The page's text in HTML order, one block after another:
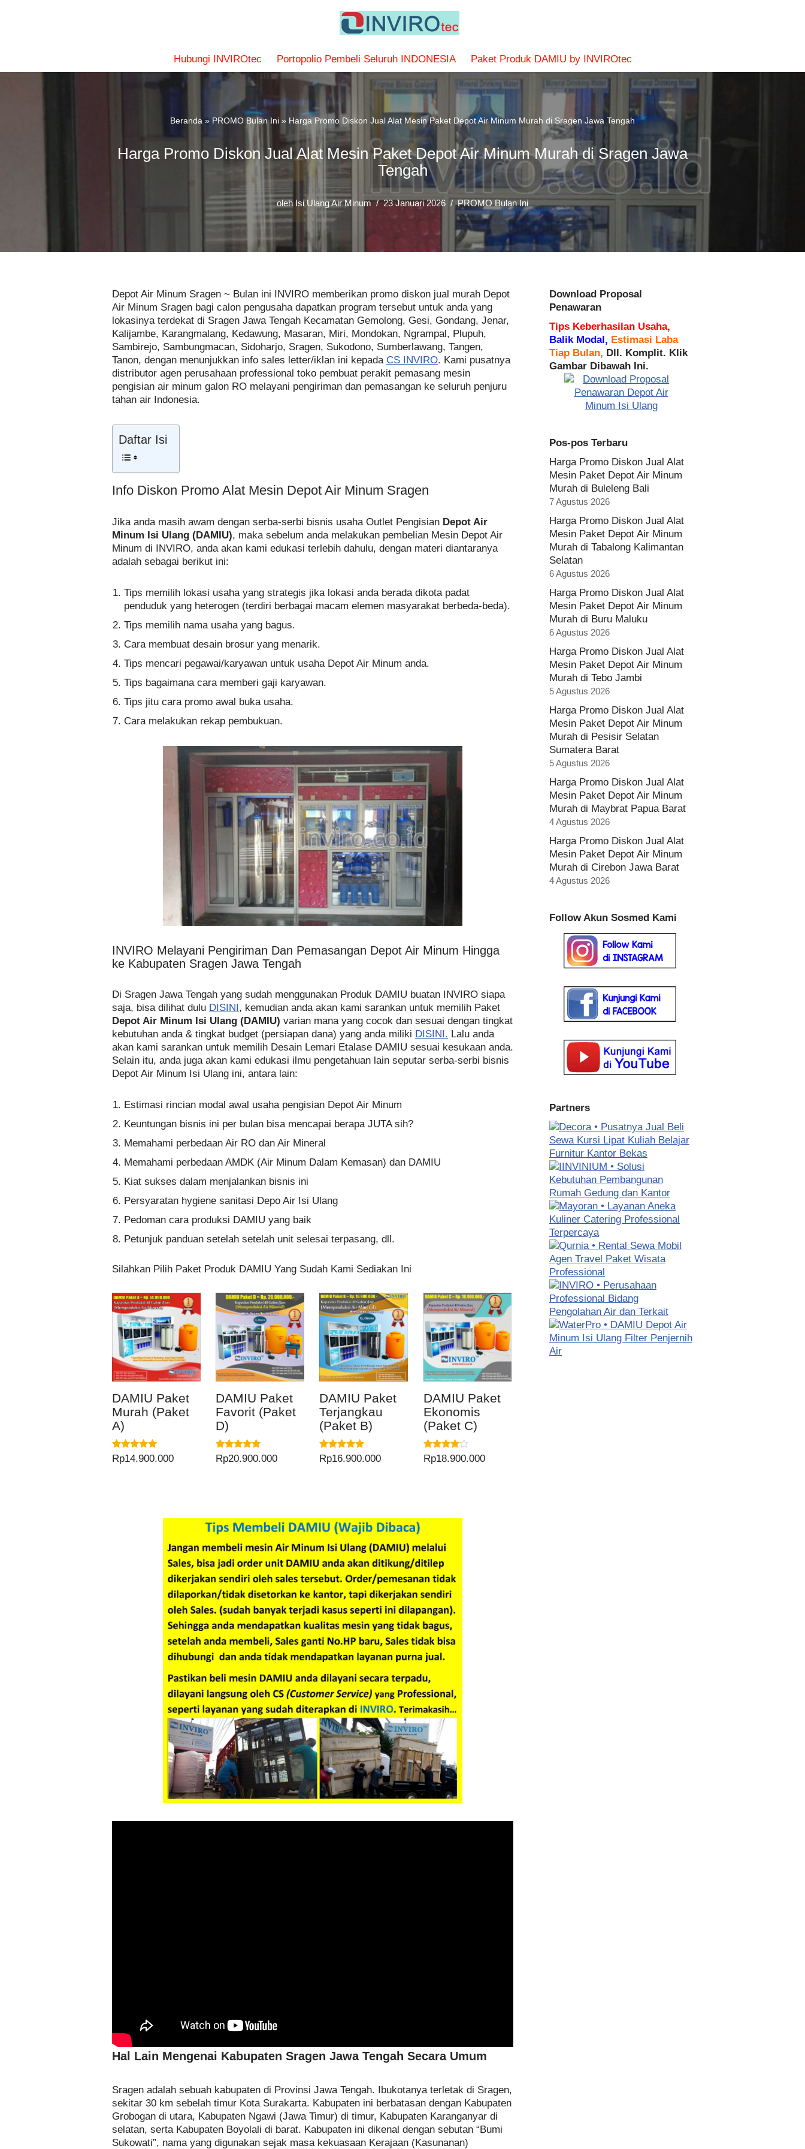
Hubungi INVIROtec Portopolio Pembeli Seluruh INDONESIA Paket Produk DAMIU by INVIROtec
Beranda » PROMO Bulan Ini » Harga Promo Diskon Jual Alat Mesin Paket Depot Air Minum Murah di Sragen Jawa Tengah
Harga Promo Diskon Jual Alat Mesin Paket Depot Air Minum Murah di Sragen Jawa
Tengah
olehIsi Ulang Air Minum 23 Januari 2026 PROMO Bulan Ini
Depot Air Minum Sragen ~ Bulan ini INVIRO memberikan promo diskon jual murah Depot
Air Minum Sragen bagi calon pengusaha dapatkan program tersebut untuk anda yang
lokasinya terdekat di Sragen Jawa Tengah Kecamatan Gemolong, Gesi, Gondang, Jenar,
Kalijambe, Karangmalang, Kedawung, Masaran, Miri, Mondokan, Ngrampal, Plupuh,
Sambirejo, Sambungmacan, Sidoharjo, Sragen, Sukodono, Sumberlawang, Tangen,
Tanon, dengan menunjukkan info sales letter/iklan ini kepada CS INVIRO. Kami pusatnya
distributor agen perusahaan professional toko pembuat perakit pemasang mesin
pengisian air minum galon RO melayani pengiriman dan pemasangan ke seluruh penjuru
tahan air Indonesia.
Daftar Isi
Info Diskon Promo Alat Mesin Depot Air Minum Sragen
Jika anda masih awam dengan serba-serbi bisnis usaha Outlet Pengisian Depot Air
Minum Isi Ulang (DAMIU), maka sebelum anda melakukan pembelian Mesin Depot Air
Minum di INVIRO, anda akan kami edukasi terlebih dahulu, dengan materi diantaranya
adalah sebagai berikut ini:
Tips memilih lokasi usaha yang strategis jika lokasi anda berada dikota padat
penduduk yang heterogen (terdiri berbagai macam elemen masyarakat berbeda-beda).
Tips memilih nama usaha yang bagus.
Cara membuat desain brosur yang menarik.
Tips mencari pegawai/karyawan untuk usaha Depot Air Minum anda.
Tips bagaimana cara memberi gaji karyawan.
Tips jitu cara promo awal buka usaha.
Cara melakukan rekap pembukuan.
INVIRO Melayani Pengiriman Dan Pemasangan Depot Air Minum Hingga
ke Kabupaten Sragen Jawa Tengah
Di Sragen Jawa Tengah yang sudah menggunakan Produk DAMIU buatan INVIRO siapa
saja, bisa dilihat dulu DISINI, kemudian anda akan kami sarankan untuk memilih Paket
Depot Air Minum Isi Ulang (DAMIU) varian mana yang cocok dan sesuai dengan tingkat
kebutuhan anda & tingkat budget (persiapan dana) yang anda miliki DISINI. Lalu anda
akan kami sarankan untuk memilih Desain Lemari Etalase DAMIU sesuai kesukaan anda.
Selain itu, anda juga akan kami edukasi ilmu pengetahuan lain seputar serba-serbi bisnis
Depot Air Minum Isi Ulang ini, antara lain:
Estimasi rincian modal awal usaha pengisian Depot Air Minum
Keuntungan bisnis ini per bulan bisa mencapai berapa JUTA sih?
Memahami perbedaan Air RO dan Air Mineral
Memahami perbedaan AMDK (Air Minum Dalam Kemasan) dan DAMIU
Kiat sukses dalam menjalankan bisnis ini
Persyaratan hygiene sanitasi Depo Air Isi Ulang
Pedoman cara produksi DAMIU yang baik
Petunjuk panduan setelah setelah unit selesai terpasang, dll.
Silahkan Pilih Paket Produk DAMIU Yang Sudah Kami Sediakan Ini
DAMIU Paket
Murah (Paket
A)
Dinilai
5.00
Rp14.900.000
DAMIU Paket
Favorit (Paket
D)
Dinilai
5.00
Rp20.900.000
DAMIU Paket
Terjangkau
(Paket B)
Dinilai
5.00
Rp16.900.000
DAMIU Paket
Ekonomis
(Paket C)
Dinilai
4.00
Rp18.900.000
Hal Lain Mengenai Kabupaten Sragen Jawa Tengah Secara Umum
Sragen adalah sebuah kabupaten di Provinsi Jawa Tengah. Ibukotanya terletak di Sragen,
sekitar 30 km sebelah timur Kota Surakarta. Kabupaten ini berbatasan dengan Kabupaten
Grobogan di utara, Kabupaten Ngawi (Jawa Timur) di timur, Kabupaten Karanganyar di
selatan, serta Kabupaten Boyolali di barat. Kabupaten ini dikenal dengan sebutan “Bumi
Sukowati”, nama yang digunakan sejak masa kekuasaan Kerajaan (Kasunanan)
Download Proposal
Penawaran
Tips Keberhasilan Usaha,
Balik Modal, Estimasi Laba
Tiap Bulan, Dll. Komplit. Klik
Gambar Dibawah Ini.
Pos-pos Terbaru
Harga Promo Diskon Jual Alat
Mesin Paket Depot Air Minum
Murah di Buleleng Bali
7 Agustus 2026
Harga Promo Diskon Jual Alat
Mesin Paket Depot Air Minum
Murah di Tabalong Kalimantan
Selatan
6 Agustus 2026
Harga Promo Diskon Jual Alat
Mesin Paket Depot Air Minum
Murah di Buru Maluku
6 Agustus 2026
Harga Promo Diskon Jual Alat
Mesin Paket Depot Air Minum
Murah di Tebo Jambi
5 Agustus 2026
Harga Promo Diskon Jual Alat
Mesin Paket Depot Air Minum
Murah di Pesisir Selatan
Sumatera Barat
5 Agustus 2026
Harga Promo Diskon Jual Alat
Mesin Paket Depot Air Minum
Murah di Maybrat Papua Barat
4 Agustus 2026
Harga Promo Diskon Jual Alat
Mesin Paket Depot Air Minum
Murah di Cirebon Jawa Barat
4 Agustus 2026
Follow Akun Sosmed Kami
Partners